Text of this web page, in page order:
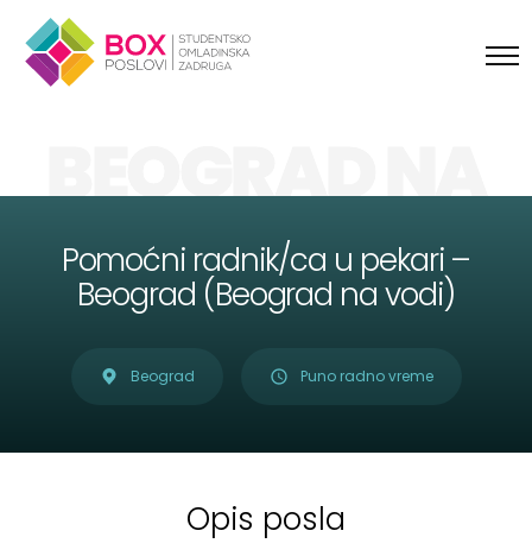
BEOGRAD NA
VODI
Pomoćni radnik/ca u pekari –
Beograd (Beograd na vodi)
Beograd Puno radno vreme
Opis posla